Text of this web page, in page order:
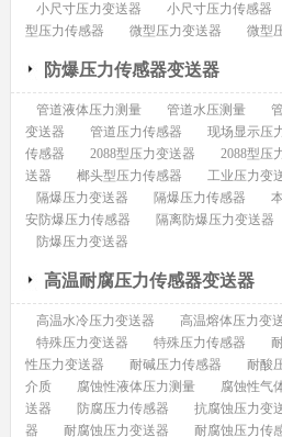
小尺寸压力变送器 小尺寸压力传感器
型压力传感器
微型压力变送器 微型
防爆压力传感器变送器
管道液体压力测量 管道水压测量
变送器
管道压力传感器 现场显示压
传感器
2088型压力变送器 2088型压
送器
榔头型压力传感器 工业压力变
隔爆压力变送器
隔爆压力传感器
安防爆压力传感器
隔离防爆压力变送器
防爆压力变送器
高温耐腐压力传感器变送器
高温水冷压力变送器 高温熔体压力变
特殊压力变送器
特殊压力传感器
性压力变送器
耐碱压力传感器 耐酸
介质
腐蚀性液体压力测量 腐蚀性气
送器
防腐压力传感器 抗腐蚀压力变
器
耐腐蚀压力变送器 耐腐蚀压力传